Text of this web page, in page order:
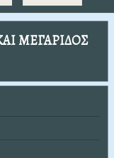
ΜΕΓΑΡΙΔΟΣ